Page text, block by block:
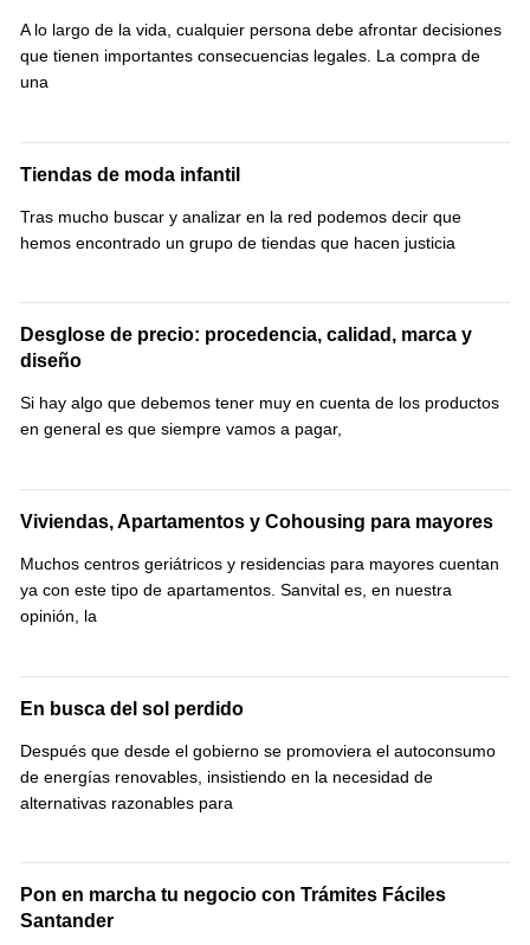
A lo largo de la vida, cualquier persona debe afrontar decisiones
que tienen importantes consecuencias legales. La compra de
una
Tiendas de moda infantil
Tras mucho buscar y analizar en la red podemos decir que
hemos encontrado un grupo de tiendas que hacen justicia
Desglose de precio: procedencia, calidad, marca y
diseño
Si hay algo que debemos tener muy en cuenta de los productos
en general es que siempre vamos a pagar,
Viviendas, Apartamentos y Cohousing para mayores
Muchos centros geriátricos y residencias para mayores cuentan
ya con este tipo de apartamentos. Sanvital es, en nuestra
opinión, la
En busca del sol perdido
Después que desde el gobierno se promoviera el autoconsumo
de energías renovables, insistiendo en la necesidad de
alternativas razonables para
Pon en marcha tu negocio con Trámites Fáciles
Santander